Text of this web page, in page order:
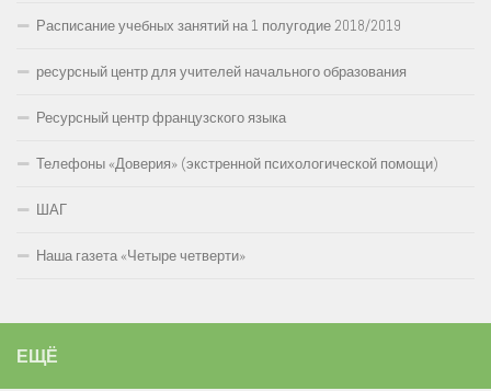
Расписание учебных занятий на 1 полугодие 2018/2019
ресурсный центр для учителей начального образования
Ресурсный центр французского языка
Телефоны «Доверия» (экстренной психологической помощи)
ШАГ
Наша газета «Четыре четверти»
ЕЩЁ